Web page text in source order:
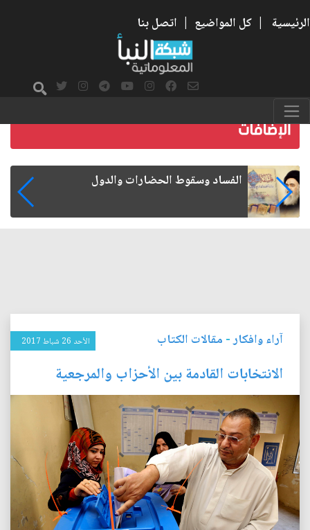
الرئيسية | كل المواضيع | اتصل بنا
رواتب الموظفين على صفيح ساخن
آراء وافكار- مقالات الكتاب الأحد 26 شباط 2017
الانتخابات القادمة بين الأحزاب والمرجعية